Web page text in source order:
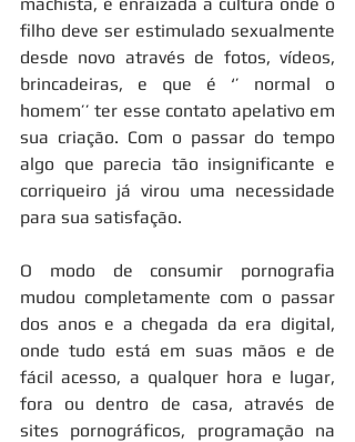
filho deve ser estimulado sexualmente
desde novo através de fotos, vídeos,
brincadeiras, e que é ‘’ normal o
homem’’ ter esse contato apelativo em
sua criação. Com o passar do tempo
algo que parecia tão insignificante e
corriqueiro já virou uma necessidade
para sua satisfação.
O modo de consumir pornografia
mudou completamente com o passar
dos anos e a chegada da era digital,
onde tudo está em suas mãos e de
fácil acesso, a qualquer hora e lugar,
fora ou dentro de casa, através de
sites pornográficos, programação na